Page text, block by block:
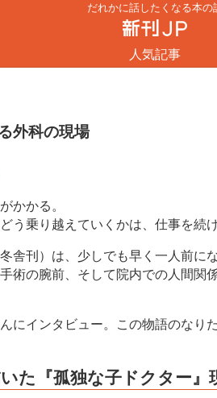
だれかに話したくなる本の
人気記事
外科の現場
かかる。
う乗り越えていくかは、仕事を続
冬舎刊）は、少しでも早く一人前
術の腕前、そして院内での人間
にインタビュー。この物語のなり
た『孤独な子ドクター』